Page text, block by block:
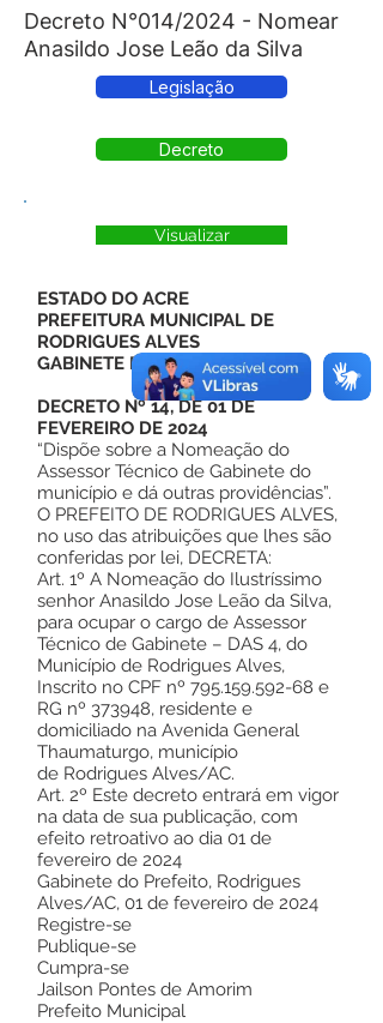
Decreto N°014/2024 - Nomear
Anasildo Jose Leão da Silva
Legislação
Decreto
Visualizar
ESTADO DO ACRE
PREFEITURA MUNICIPAL DE
RODRIGUES ALVES
GABINETE DO PREFEITO
DECRETO Nº 14, DE 01 DE
FEVEREIRO DE 2024
“Dispõe sobre a Nomeação do
Assessor Técnico de Gabinete do
município e dá outras providências”.
O PREFEITO DE RODRIGUES ALVES,
no uso das atribuições que lhes são
conferidas por lei, DECRETA:
Art. 1º A Nomeação do Ilustríssimo
senhor Anasildo Jose Leão da Silva,
para ocupar o cargo de Assessor
Técnico de Gabinete – DAS 4, do
Município de Rodrigues Alves,
Inscrito no CPF nº 795.159.592-68 e
RG nº 373948, residente e
domiciliado na Avenida General
Thaumaturgo, município
de Rodrigues Alves/AC.
Art. 2º Este decreto entrará em vigor
na data de sua publicação, com
efeito retroativo ao dia 01 de
fevereiro de 2024
Gabinete do Prefeito, Rodrigues
Alves/AC, 01 de fevereiro de 2024
Registre-se
Publique-se
Cumpra-se
Jailson Pontes de Amorim
Prefeito Municipal